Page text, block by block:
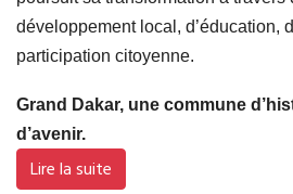
développement local, d’éducation,
participation citoyenne.
Grand Dakar, une commune
d’avenir.
Lire la suite